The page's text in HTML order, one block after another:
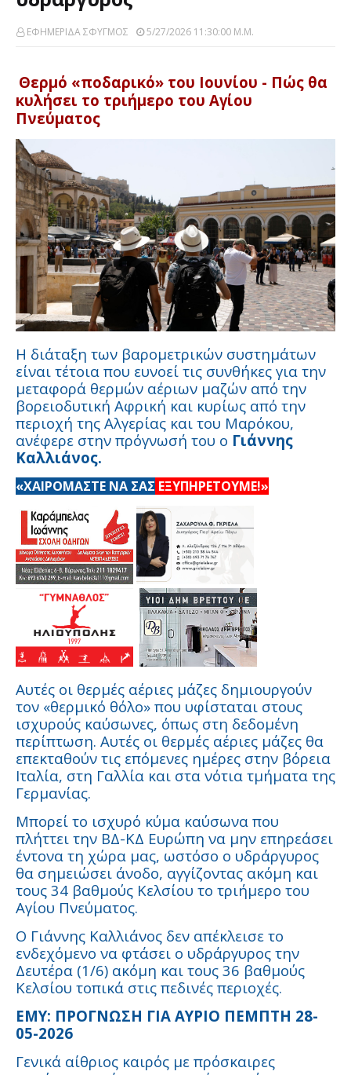
ΕΦΗΜΕΡΙΔΑ ΣΦΥΓΜΟΣ 5/27/2026 11:30:00 Μ.μ.
Θερμό «ποδαρικό» του Ιουνίου - Πώς θα
κυλήσει το τριήμερο του Αγίου
Πνεύματος
Η διάταξη των βαρομετρικών συστημάτων
είναι τέτοια που ευνοεί τις συνθήκες για την
μεταφορά θερμών αέριων μαζών από την
βορειοδυτική Αφρική και κυρίως από την
περιοχή της Αλγερίας και του Μαρόκου,
ανέφερε στην πρόγνωσή του ο Γιάννης
Καλλιάνος.
«ΧΑΙΡΟΜΑΣΤΕ ΝΑ ΣΑΣ ΕΞΥΠΗΡΕΤΟΥΜΕ!»
Αυτές οι θερμές αέριες μάζες δημιουργούν
τον «θερμικό θόλο» που υφίσταται στους
ισχυρούς καύσωνες, όπως στη δεδομένη
περίπτωση. Αυτές οι θερμές αέριες μάζες θα
επεκταθούν τις επόμενες ημέρες στην βόρεια
Ιταλία, στη Γαλλία και στα νότια τμήματα της
Γερμανίας.
Μπορεί το ισχυρό κύμα καύσωνα που
πλήττει την ΒΔ-ΚΔ Ευρώπη να μην επηρεάσει
έντονα τη χώρα μας, ωστόσο ο υδράργυρος
θα σημειώσει άνοδο, αγγίζοντας ακόμη και
τους 34 βαθμούς Κελσίου το τριήμερο του
Αγίου Πνεύματος.
Ο Γιάννης Καλλιάνος δεν απέκλεισε το
ενδεχόμενο να φτάσει ο υδράργυρος την
Δευτέρα (1/6) ακόμη και τους 36 βαθμούς
Κελσίου τοπικά στις πεδινές περιοχές.
ΕΜΥ: ΠΡΟΓΝΩΣΗ ΓΙΑ ΑΥΡΙΟ ΠΕΜΠΤΗ 28-
05-2026
Γενικά αίθριος καιρός με πρόσκαιρες